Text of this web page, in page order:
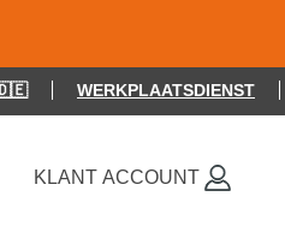
🇩🇪 WERKPLAATSDIENST
0 ITEMS OP JE
KLANT ACCOUNT